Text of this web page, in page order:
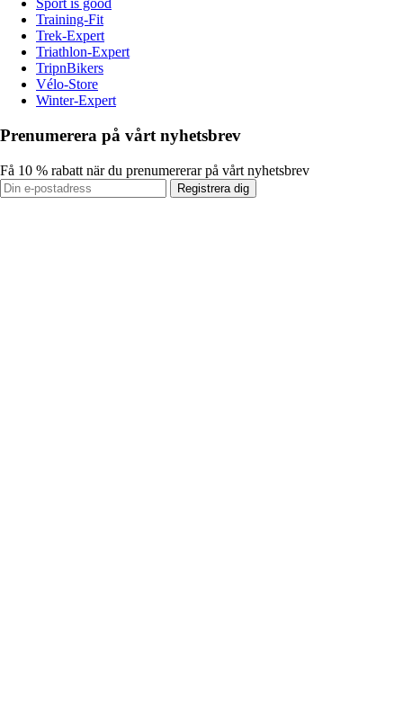
Sport is good
Training-Fit
Trek-Expert
Triathlon-Expert
TripnBikers
Vélo-Store
Winter-Expert
Prenumerera på vårt nyhetsbrev
Få 10 % rabatt när du prenumererar på vårt nyhetsbrev
Registrera dig